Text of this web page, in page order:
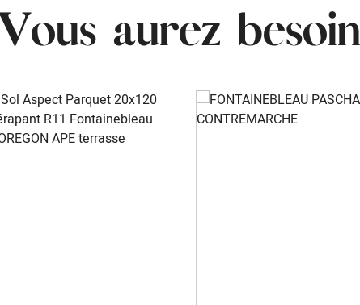
Vous aurez besoin